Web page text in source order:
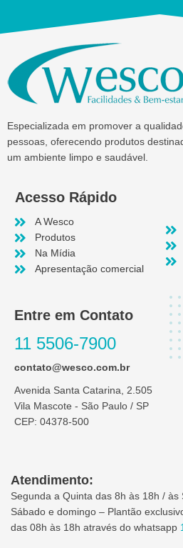
Especializada em promover a
pessoas, oferecendo produtos
um ambiente limpo e saudável.
Acesso Rápido
A Wesco
Produtos
Na Mídia
Apresentação comercial
Entre em Contato
11 5506-7900
contato@wesco.com.br
Avenida Santa Catarina, 2.505
Vila Mascote - São Paulo / SP
CEP: 04378-500
Atendimento:
Segunda a Quinta das 8h às 18h / às
Sábado e domingo – Plantão
das 08h às 18h através do whatsapp